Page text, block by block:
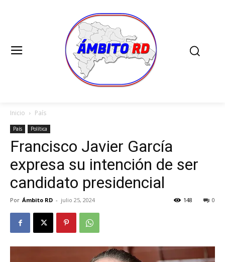
Inicio País
País Política
Francisco Javier García
expresa su intención de ser
candidato presidencial
Por Ámbito RD - julio 25, 2024 0
148